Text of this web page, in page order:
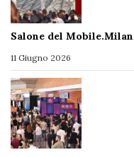
Salone del
11 Giugno 2026